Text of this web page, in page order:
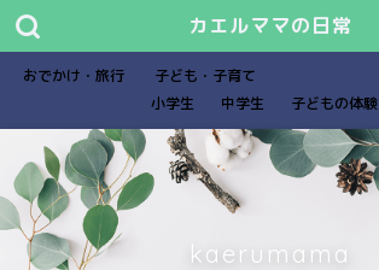
カエルママの日常
おでかけ・旅行
子ども・子育て
小学生
中学生 子どもの体験
kaerumama